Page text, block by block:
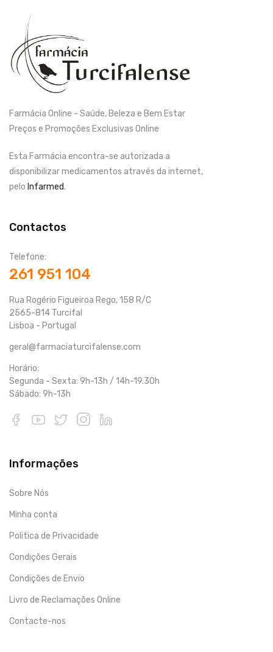
Farmácia Online - Saúde, Beleza e Bem Estar
Preços e Promoções Exclusivas Online
Esta Farmácia encontra-se autorizada a
disponibilizar medicamentos através da internet,
pelo Infarmed.
Contactos
Telefone:
261 951 104
Rua Rogério Figueiroa Rego, 158 R/C
2565-814 Turcifal
Lisboa - Portugal
geral@farmaciaturcifalense.com
Horário:
Segunda - Sexta: 9h-13h / 14h-19.30h
Sábado: 9h-13h
Informações
Sobre Nós
Minha conta
Politica de Privacidade
Condições Gerais
Condições de Envio
Livro de Reclamações Online
Contacte-nos